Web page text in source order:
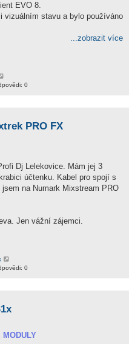
EVO 8.
vizuálním stavu a bylo používáno
...zobrazit více
0
PRO FX
Dj Lelekovice. Mám jej 3
účtenku. Kabel pro spojí s
na Numark Mixstream PRO
Jen vážní zájemci.
0
MODULY